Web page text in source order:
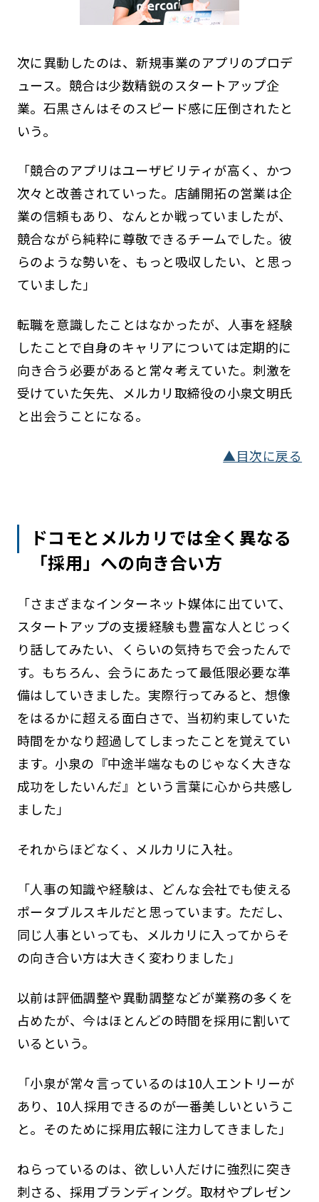
次に異動したのは、新規事業のアプリのプロデ
ュース。競合は少数精鋭のスタートアップ企
業。石黒さんはそのスピード感に圧倒されたと
いう。
「競合のアプリはユーザビリティが高く、かつ
次々と改善されていった。店舗開拓の営業は企
業の信頼もあり、なんとか戦っていましたが、
競合ながら純粋に尊敬できるチームでした。彼
らのような勢いを、もっと吸収したい、と思っ
ていました」
転職を意識したことはなかったが、人事を経験
したことで自身のキャリアについては定期的に
向き合う必要があると常々考えていた。刺激を
受けていた矢先、メルカリ取締役の小泉文明氏
と出会うことになる。
▲目次に戻る
ドコモとメルカリでは全く異なる
「採用」への向き合い方
「さまざまなインターネット媒体に出ていて、
スタートアップの支援経験も豊富な人とじっく
り話してみたい、くらいの気持ちで会ったんで
す。もちろん、会うにあたって最低限必要な準
備はしていきました。実際行ってみると、想像
をはるかに超える面白さで、当初約束していた
時間をかなり超過してしまったことを覚えてい
ます。小泉の『中途半端なものじゃなく大きな
成功をしたいんだ』という言葉に心から共感し
ました」
それからほどなく、メルカリに入社。
「人事の知識や経験は、どんな会社でも使える
ポータブルスキルだと思っています。ただし、
同じ人事といっても、メルカリに入ってからそ
の向き合い方は大きく変わりました」
以前は評価調整や異動調整などが業務の多くを
占めたが、今はほとんどの時間を採用に割いて
いるという。
「小泉が常々言っているのは10人エントリーが
あり、10人採用できるのが一番美しいというこ
と。そのために採用広報に注力してきました」
ねらっているのは、欲しい人だけに強烈に突き
刺さる、採用ブランディング。取材やプレゼン